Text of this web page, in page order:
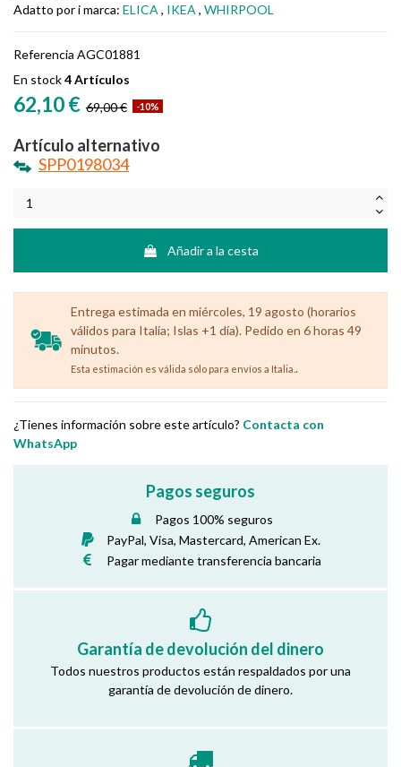
Adatto por i marca: ELICA , IKEA , WHIRPOOL
Referencia AGC01881
En stock4 Artículos
62,10 € 69,00 € -10%
Artículo alternativo
SPP0198034
Añadir a la cesta
Entrega estimada en miércoles, 19 agosto (horarios
válidos para Italia; Islas +1 día). Pedido en 6 horas 49
minutos.
Esta estimación es válida sólo para envíos a Italia..
¿Tienes información sobre este artículo? Contacta con
WhatsApp
Pagos seguros
Pagos 100% seguros
PayPal, Visa, Mastercard, American Ex.
Pagar mediante transferencia bancaria
Garantía de devolución del dinero
Todos nuestros productos están respaldados por una
garantía de devolución de dinero.